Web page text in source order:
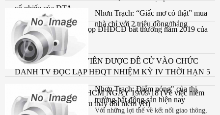
cổ phiếu của DTA
CBTT thông báo mời họp ĐHĐCĐ bất thường năm 2019 của
CTCP Đệ Tam
THÔNG BÁO ỨNG VIÊN ĐƯỢC ĐỀ CỬ VÀO CHỨC
DANH TV ĐỘC LẬP HĐQT NHIỆM KỲ IV THỜI HẠN 5
CV SỐ 1180/TB/SGDHCM NGÀY 19/09/18 (Về việc niêm
yết và giao dịch cổ phiếu thay đổi niêm yết)
Nhơn Trạch: “Giấc mơ có thật” mua
nhà chỉ với 2 triệu đồng/tháng
Nhơn Trạch: Điểm nóng" của thị
trường bất động sản hiện nay
Với những lợi thế về kết nối giao thông,